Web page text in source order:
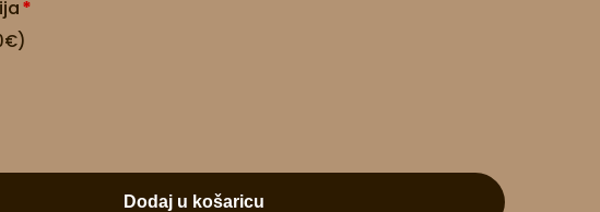
*
€)
Dodaj u košaricu